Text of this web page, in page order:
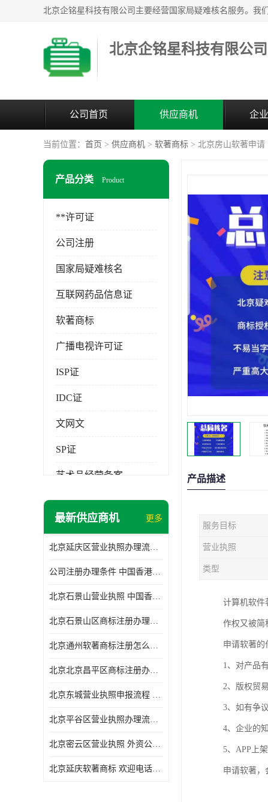
北京企铭星科技有限公司
公司首页 供应商机 企
当前位置： 首页 > 供应商机 > 软著商标 > 北京房山软著申请
产品分类 Product
**许可证
公司注册
国家局疑难核名
互联网药品信息证
软著商标
广播电视许可证
ISP证
IDC证
文网文
SP证
艺术品经营备案
最新供应商机 更多
北京延庆区营业执照办理流程 中国香港公司注销 欢迎电话咨询
公司注册办理条件 中国香港公司注册 欢迎电话咨询
北京石景山营业执照 中国香港公司转股 欢迎电话咨询
北京石景山区商标注册办理流程
北京通州软著商标注册怎么办理流程
北京北京昌平区商标注册办理流程
北京东城营业执照申报流程 中国香港公司转股 欢迎电话咨询
北京平谷区营业执照办理流程 代表处注册 欢迎电话咨询
北京密云区营业执照 外资公司变更 欢迎电话咨询
北京延庆软著商标 欢迎电话咨询
产品描述
服务目标
营业执照
类型
计算机软件
作权又被简
申请软著的
1、对产品
2、版权贸
3、如有争
4、企业的
5、APP上
申请软著，